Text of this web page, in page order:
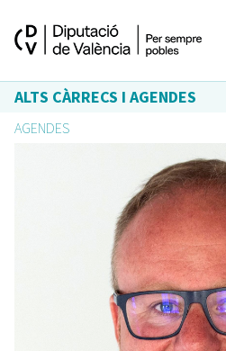
ALTS CÀRRECS I AGENDES
AGENDES